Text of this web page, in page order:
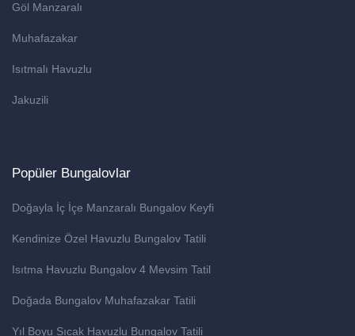
Göl Manzaralı
Muhafazakar
Isıtmalı Havuzlu
Jakuzili
Popüler Bungalovlar
Doğayla İç İçe Manzaralı Bungalov Keyfi
Kendinize Özel Havuzlu Bungalov Tatili
Isıtma Havuzlu Bungalov 4 Mevsim Tatil
Doğada Bungalov Muhafazakar Tatili
Yıl Boyu Sıcak Havuzlu Bungalov Tatili